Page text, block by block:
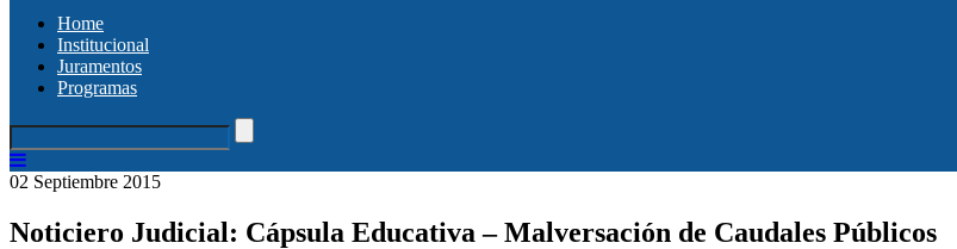
Home
Institucional
Juramentos
Programas
02 Septiembre 2015
Noticiero Judicial: Cápsula Educativa – Malversación de Caudales Públicos